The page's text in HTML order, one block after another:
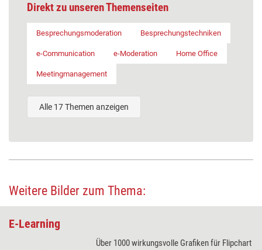
Direkt zu unseren Themenseiten
Besprechungsmoderation Besprechungstechniken
e-Communication e-Moderation Home Office
Meetingmanagement
Alle 17 Themen anzeigen
Weitere Bilder zum Thema:
E-Learning
Über 1000 wirkungsvolle Grafiken für Flipchart